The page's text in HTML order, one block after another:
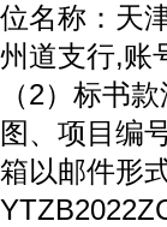
位名称：天
州道支行,账
（2）标书
图、项目编
箱以邮件形